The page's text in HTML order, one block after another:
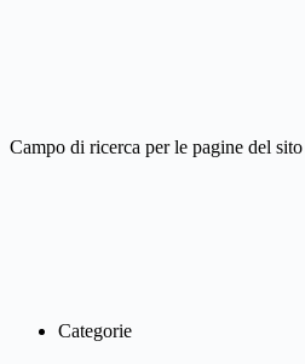
Campo di ricerca per le pagine del sito
Categorie